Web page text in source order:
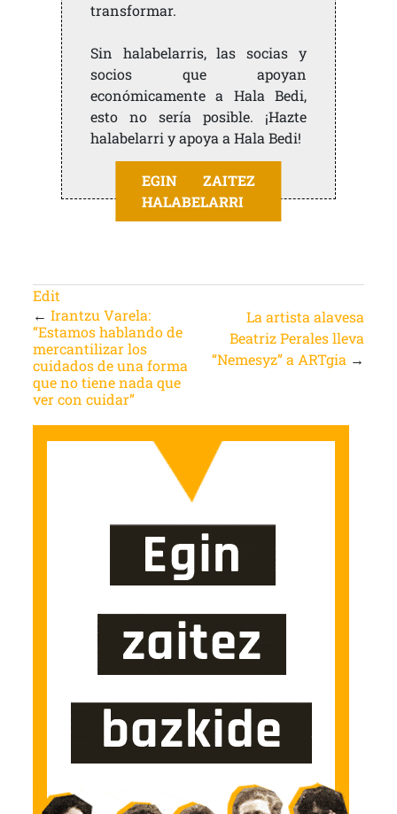
transformar.
Sin halabelarris, las socias y
socios que apoyan
económicamente a Hala Bedi,
esto no sería posible. ¡Hazte
halabelarri y apoya a Hala Bedi!
EGIN ZAITEZ
HALABELARRI
Edit
← Irantzu Varela:
“Estamos hablando de
mercantilizar los
cuidados de una forma
que no tiene nada que
ver con cuidar”
La artista alavesa
Beatriz Perales lleva
“Nemesyz” a ARTgia →